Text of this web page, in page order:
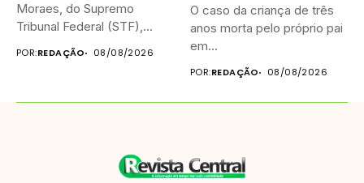
Moraes, do Supremo
Tribunal Federal (STF),
negou neste...
POR:REDAÇÃO 08/08/2026
O caso da criança de três
anos morta pelo próprio pai
em...
POR:REDAÇÃO 08/08/2026